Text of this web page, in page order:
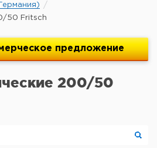
50 Fritsch
предложение
200/50